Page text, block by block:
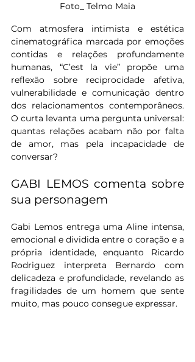
Foto_ Telmo Maia
Com atmosfera intimista e estética
cinematográfica marcada por emoções
contidas e relações profundamente
humanas, “C’est la vie” propõe uma
reflexão sobre reciprocidade afetiva,
vulnerabilidade e comunicação dentro
dos relacionamentos contemporâneos.
O curta levanta uma pergunta universal:
quantas relações acabam não por falta
de amor, mas pela incapacidade de
conversar?
GABI LEMOS comenta sobre
sua personagem
Gabi Lemos entrega uma Aline intensa,
emocional e dividida entre o coração e a
própria identidade, enquanto Ricardo
Rodriguez interpreta Bernardo com
delicadeza e profundidade, revelando as
fragilidades de um homem que sente
muito, mas pouco consegue expressar.